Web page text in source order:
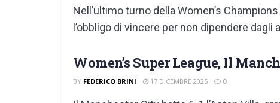
Nell’ultimo turno della Women’s
l’obbligo di vincere per non dipendere dagli
Women’s Super League, Il
BY FEDERICO BRINI 17 DICEMBRE 2025 0